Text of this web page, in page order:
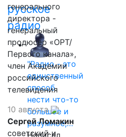
русское
радио
"Радио - это
единственный
способ
нести что-то
большое и
разумное,…
Написал
генерального
директора -
генеральный
продюсер «ОРТ/
Первого канала»,
член Академии
российского
телевидения
10 августа
Сергей Ломакин
советский и